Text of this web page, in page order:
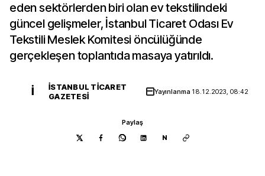
eden sektörlerden biri olan ev tekstilindeki
güncel gelişmeler, İstanbul Ticaret Odası Ev
Tekstili Meslek Komitesi öncülüğünde
gerçekleşen toplantıda masaya yatırıldı.
İ
İSTANBUL TICARET
GAZETESI
Yayınlanma 18.12.2023, 08:42
Paylaş
N